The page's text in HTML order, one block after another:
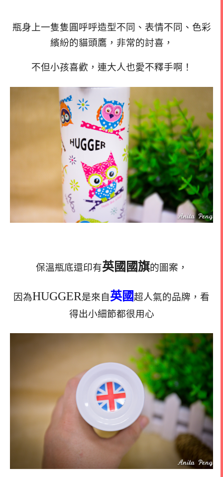
瓶身上一隻隻圓呼呼造型不同、表情不同、色彩
繽紛的貓頭鷹，非常的討喜，
不但小孩喜歡，連大人也愛不釋手啊！
保溫瓶底還印有英國國旗的圖案，
因為HUGGER是來自英國超人氣的品牌，看
得出小細節都很用心